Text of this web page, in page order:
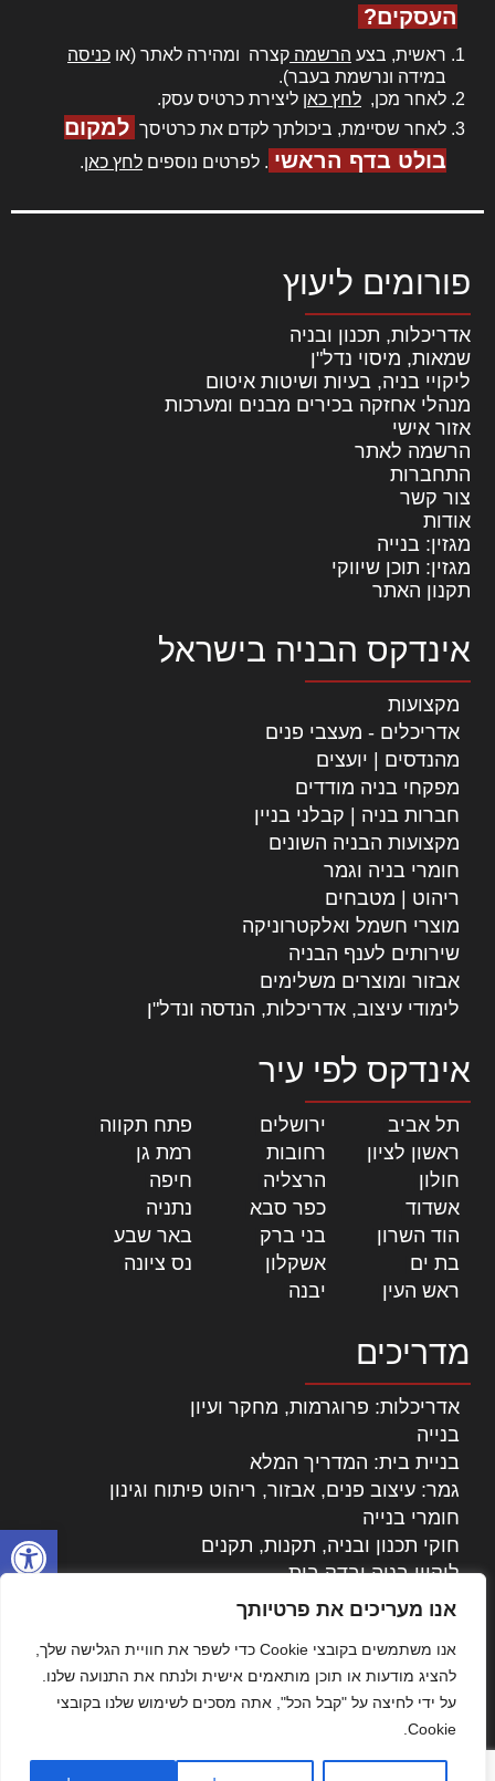
פתח
אנו מעריכים את פרטיותך
אנו משתמשים בקובצי Cookie כדי לשפר את חוויית הגלישה שלך,
להציג מודעות או תוכן מותאמים אישית ולנתח את התנועה שלנו.
על ידי לחיצה על "קבל הכל", אתה מסכים לשימוש שלנו בקובצי
Cookie.
העסקים?
ראשית, בצע הרשמה קצרה ומהירה לאתר (או כניסה
במידה ונרשמת בעבר).
לאחר מכן, לחץ כאן ליצירת כרטיס עסק.
לאחר שסיימת, ביכולתך לקדם את כרטיסך למקום
בולט בדף הראשי . לפרטים נוספים לחץ כאן.
פורומים ליעוץ
אדריכלות, תכנון ובניה
שמאות, מיסוי נדל"ן
ליקויי בניה, בעיות ושיטות איטום
מנהלי אחזקה בכירים מבנים ומערכות
אזור אישי
הרשמה לאתר
התחברות
צור קשר
אודות
מגזין: בנייה
מגזין: תוכן שיווקי
תקנון האתר
אינדקס הבניה בישראל
מקצועות
אדריכלים - מעצבי פנים
מהנדסים | יועצים
מפקחי בניה מודדים
חברות בניה | קבלני בניין
מקצועות הבניה השונים
חומרי בניה וגמר
ריהוט | מטבחים
מוצרי חשמל ואלקטרוניקה
שירותים לענף הבניה
אבזור ומוצרים משלימים
לימודי עיצוב, אדריכלות, הנדסה ונדל"ן
אינדקס לפי עיר
תל אביב ירושלים פתח תקווה
ראשון לציון
רחובות רמת גן
חולון
הרצליה חיפה
אשדוד
כפר סבא נתניה
הוד השרון
בני ברק באר שבע
בת ים
אשקלון נס ציונה
ראש העין
יבנה
מדריכים
אדריכלות: פרוגרמות, מחקר ועיון
בנייה
בניית בית: המדריך המלא
גמר: עיצוב פנים, אבזור, ריהוט פיתוח וגינון
חומרי בנייה
חוקי תכנון ובניה, תקנות, תקנים
ליקויי בניה ובדק בית
נדל"ן: זכויות, אגרות ועסקאות
עקרונות ניהול אחזקה מתקדמות
צילום אדריכלי
שיווק נדלן
שיטות בניה: מפרטים והמלצות
תוכן שיווקי